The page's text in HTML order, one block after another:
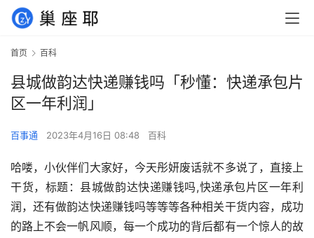
首页 百科
县城做韵达快递赚钱吗「秒懂：快递承包片
区一年利润」
百事通 2023年4月16日 08:48 百科
哈喽，小伙伴们大家好，今天彤妍废话就不多说了，直接上
干货，标题：县城做韵达快递赚钱吗,快递承包片区一年利
润，还有做韵达快递赚钱吗等等等各种相关干货内容，成功
的路上不会一帆风顺，每一个成功的背后都有一个惊人的故